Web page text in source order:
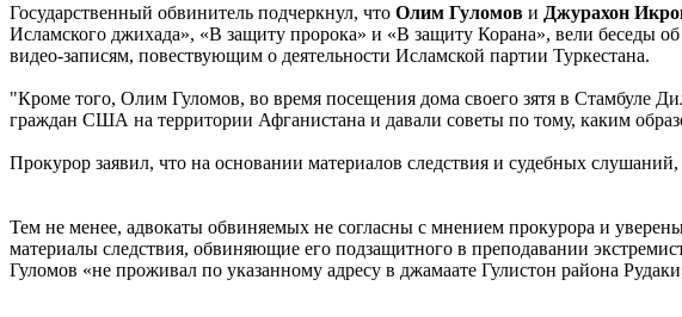
Государственный обвинитель подчеркнул, что Олим Гуломов и Джурахон
Исламского джихада», «В защиту пророка» и «В защиту Корана», вели беседы
видео-записям, повествующим о деятельности Исламской партии Туркестана.
"Кроме того, Олим Гуломов, во время посещения дома своего зятя в Стамбуле
граждан США на территории Афганистана и давали советы по тому, каким
Прокурор заявил, что на основании материалов следствия и судебных
Тем не менее, адвокаты обвиняемых не согласны с мнением прокурора и
материалы следствия, обвиняющие его подзащитного в преподавании
Гуломов «не проживал по указанному адресу в джамаате Гулистон района